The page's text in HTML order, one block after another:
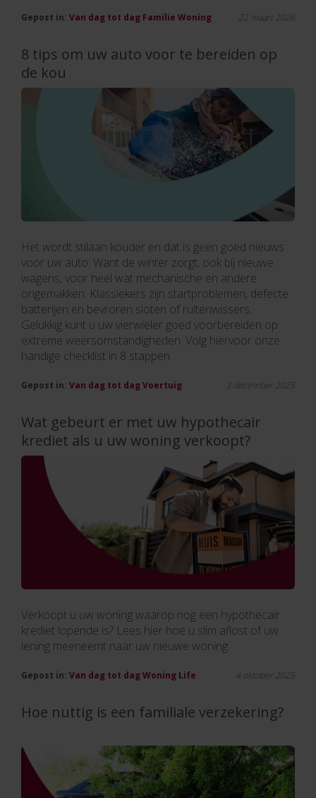
Gepost in: Van dag tot dag Familie Woning 22 maart 2026
8 tips om uw auto voor te bereiden op
de kou
Het wordt stilaan kouder en dat is geen goed nieuws
voor uw auto. Want de winter zorgt, ook bij nieuwe
wagens, voor heel wat mechanische en andere
ongemakken. Klassiekers zijn startproblemen, defecte
batterijen en bevroren sloten of ruitenwissers.
Gelukkig kunt u uw vierwieler goed voorbereiden op
extreme weersomstandigheden. Volg hiervoor onze
handige checklist in 8 stappen.
Gepost in: Van dag tot dagVoertuig 3 december 2025
Wat gebeurt er met uw hypothecair
krediet als u uw woning verkoopt?
Verkoopt u uw woning waarop nog een hypothecair
krediet lopende is? Lees hier hoe u slim aflost of uw
lening meeneemt naar uw nieuwe woning.
Gepost in: Van dag tot dagWoning Life 4 oktober 2025
Hoe nuttig is een familiale verzekering?